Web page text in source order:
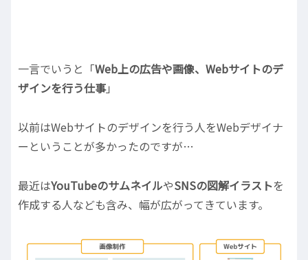
一言でいうと「Web上の広告や画像、Webサイトのデ
ザインを行う仕事」
以前はWebサイトのデザインを行う人をWebデザイナ
ーということが多かったのですが…
最近はYouTubeのサムネイルやSNSの図解イラストを
作成する人なども含み、幅が広がってきています。